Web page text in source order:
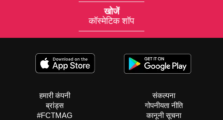
खोजें
कॉस्मेटिक शॉप
हमारी कंपनी
ब्रांड्स
#FCTMAG
संकल्पना
गोपनीयता नीति
कानूनी सूचना